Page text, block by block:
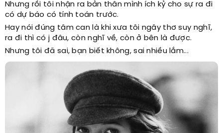
Nhưng rồi tôi nhận ra bản thân mình ích kỷ cho sự ra đi
có dự báo có tính toán trước.
Hay nói đúng tâm can là khi xưa tôi ngây thơ suy nghĩ,
ra đi thì có j đâu, còn nghĩ về, còn ở bên là được.
Nhưng tôi đã sai, bạn biết không, sai nhiều lắm...